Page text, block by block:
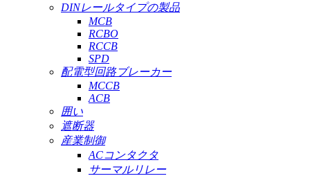
DINレールタイプの製品
MCB
RCBO
RCCB
SPD
配電型回路ブレーカー
MCCB
ACB
囲い
遮断器
産業制御
ACコンタクタ
サーマルリレー